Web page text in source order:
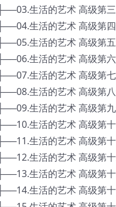
├──03.生活的艺术 高级第
├──04.生活的艺术 高级第
├──05.生活的艺术 高级第
├──06.生活的艺术 高级第
├──07.生活的艺术 高级第
├──08.生活的艺术 高级第
├──09.生活的艺术 高级第
├──10.生活的艺术 高级第
├──11.生活的艺术 高级第
├──12.生活的艺术 高级第
├──13.生活的艺术 高级第
├──14.生活的艺术 高级第